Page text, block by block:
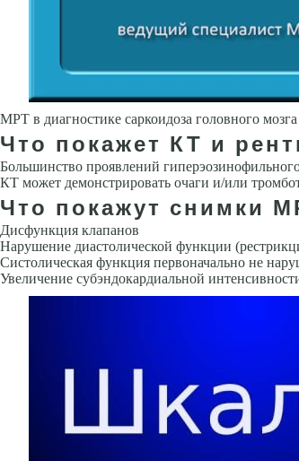
МРТ в диагностике саркоидоза головного мозга
Что покажет КТ и
Большинство проявлений
КТ может демон­стрировать очаги и/или
Что покажут снимки
Дисфункция клапанов
Нарушение диастолической функции
Систолическая функция первоначально не
Увеличение субэндокардиальной